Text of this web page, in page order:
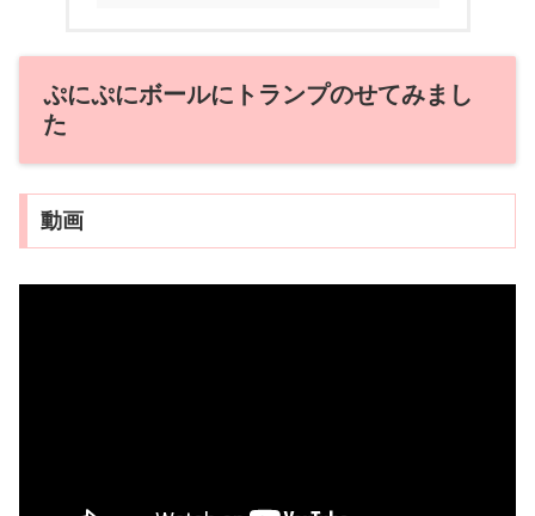
ぷにぷにボールにトランプのせてみまし
た
動画